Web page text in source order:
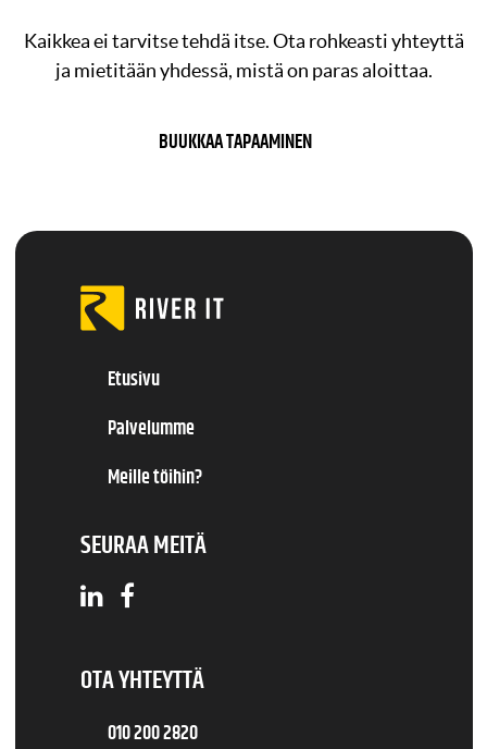
Kaikkea ei tarvitse tehdä itse. Ota rohkeasti yhteyttä
ja mietitään yhdessä, mistä on paras aloittaa.
BUUKKAA TAPAAMINEN
Etusivu
Palvelumme
Meille töihin?
SEURAA MEITÄ
OTA YHTEYTTÄ
010 200 2820